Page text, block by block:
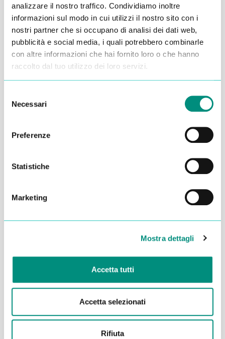
analizzare il nostro traffico. Condividiamo inoltre
informazioni sul modo in cui utilizzi il nostro sito con i
nostri partner che si occupano di analisi dei dati web,
pubblicità e social media, i quali potrebbero combinarle
con altre informazioni che hai fornito loro o che hanno
raccolto dal tuo utilizzo dei loro servizi.
delNecessari
Preferenze
Statistiche
Marketing
Mostra dettagli
Accetta tutti
Accetta selezionati
Rifiuta
Dichiaro di aver letto laPrivacy Policye acconsento al
trattamento dei miei dati per essere ricontattato
INVIA